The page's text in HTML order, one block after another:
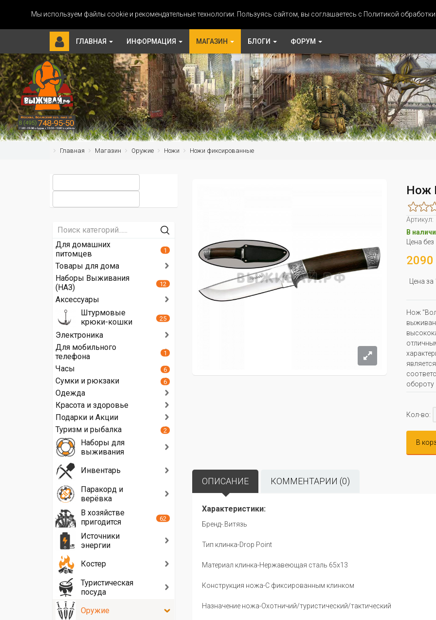
Мы используем файлы cookie и рекомендательные технологии. Пользуясь сайтом, вы соглашаетесь с Политикой
ГЛАВНАЯ ИНФОРМАЦИЯ МАГАЗИН БЛОГИ ФОРУМ
Главная Магазин Оружие Ножи Ножи фиксированные
Нож
Артикул:
В
Цена
2090
Цена
Нож
обороту
Кол-во:
В
ОПИСАНИЕ КОММЕНТАРИИ (0)
Характеристики:
Бренд-.Витязь
Тип клинка-Drop Point
Материал клинка-Нержавеющая сталь 65x13
Конструкция ножа-С фиксированным клинком
Назначение ножа-Охотничий/туристический/тактический
Для домашних
питомцев
1
Товары для дома
Наборы Выживания
(НАЗ)
12
Аксессуары
Штурмовые
крюки-кошки
25
Электроника
Для мобильного
телефона
1
Часы 6
Сумки и рюкзаки 6
Одежда
Красота и здоровье
Подарки и Акции
Туризм и рыбалка
2
Наборы для
выживания
Инвентарь
Паракорд и
верёвка
В хозяйстве
пригодится
62
Источники
энергии
Костер
Туристическая
посуда
Оружие